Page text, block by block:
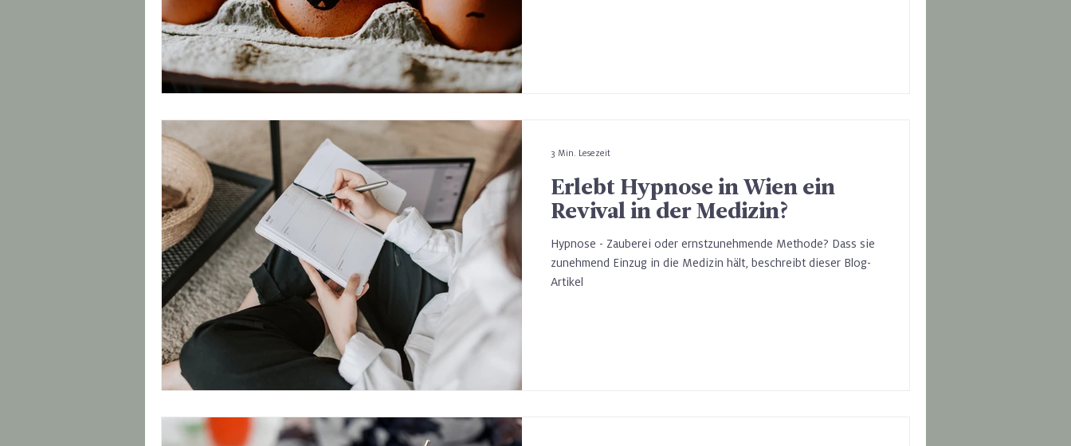
Erlebt Hypnose in Wien ein
Revival in der Medizin?
Hypnose - Zauberei oder ernstzunehmende Methode? Dass sie
zunehmend Einzug in die Medizin hält, beschreibt dieser Blog-
Artikel
3 Min. Lesezeit